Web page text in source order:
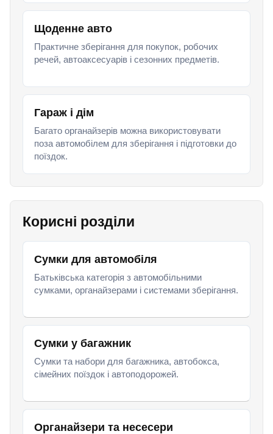
Щоденне авто
Практичне зберігання для покупок, робочих
речей, автоаксесуарів і сезонних предметів.
Гараж і дім
Багато органайзерів можна використовувати
поза автомобілем для зберігання і підготовки до
поїздок.
Корисні розділи
Сумки для автомобіля
Батьківська категорія з автомобільними
сумками, органайзерами і системами зберігання.
Сумки у багажник
Сумки та набори для багажника, автобокса,
сімейних поїздок і автоподорожей.
Органайзери та несесери